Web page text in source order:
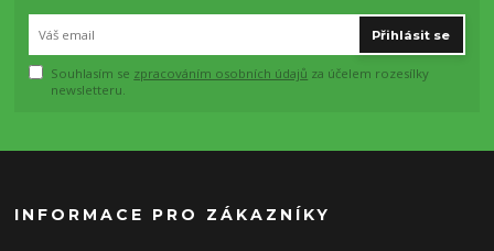
Přihlásit se
Souhlasím se zpracováním osobních údajů za účelem rozesílky
newsletteru.
INFORMACE PRO ZÁKAZNÍKY